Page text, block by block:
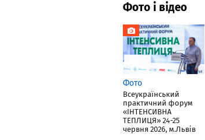
Фото і відео
Фото
Всеукраїнський
практичний форум
«ІНТЕНСИВНА
ТЕПЛИЦЯ» 24-25
червня 2026, м.Львів